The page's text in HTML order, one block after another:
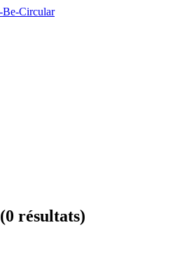
(0 résultats)